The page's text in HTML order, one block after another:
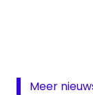
Meer